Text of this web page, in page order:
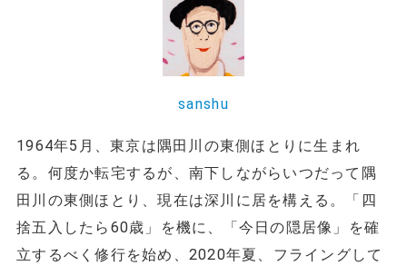
sanshu
1964年5月、東京は隅田川の東側ほとりに生まれ
る。何度か転宅するが、南下しながらいつだって隅
田川の東側ほとり、現在は深川に居を構える。「四
捨五入したら60歳」を機に、「今日の隠居像」を確
立するべく修行を始め、2020年夏、フライングして